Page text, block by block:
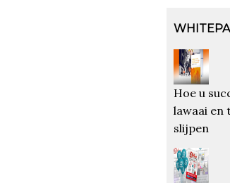
Hoe u
lawaai en
slijpen